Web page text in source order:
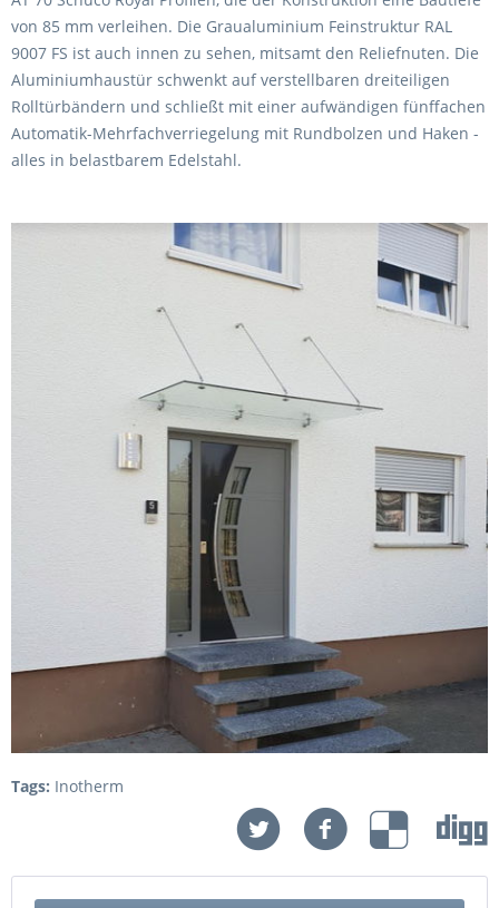
von 85 mm verleihen. Die Graualuminium Feinstruktur RAL
9007 FS ist auch innen zu sehen, mitsamt den Reliefnuten. Die
Aluminiumhaustür schwenkt auf verstellbaren dreiteiligen
Rolltürbändern und schließt mit einer aufwändigen fünffachen
Automatik-Mehrfachverriegelung mit Rundbolzen und Haken -
alles in belastbarem Edelstahl.
Tags: Inotherm